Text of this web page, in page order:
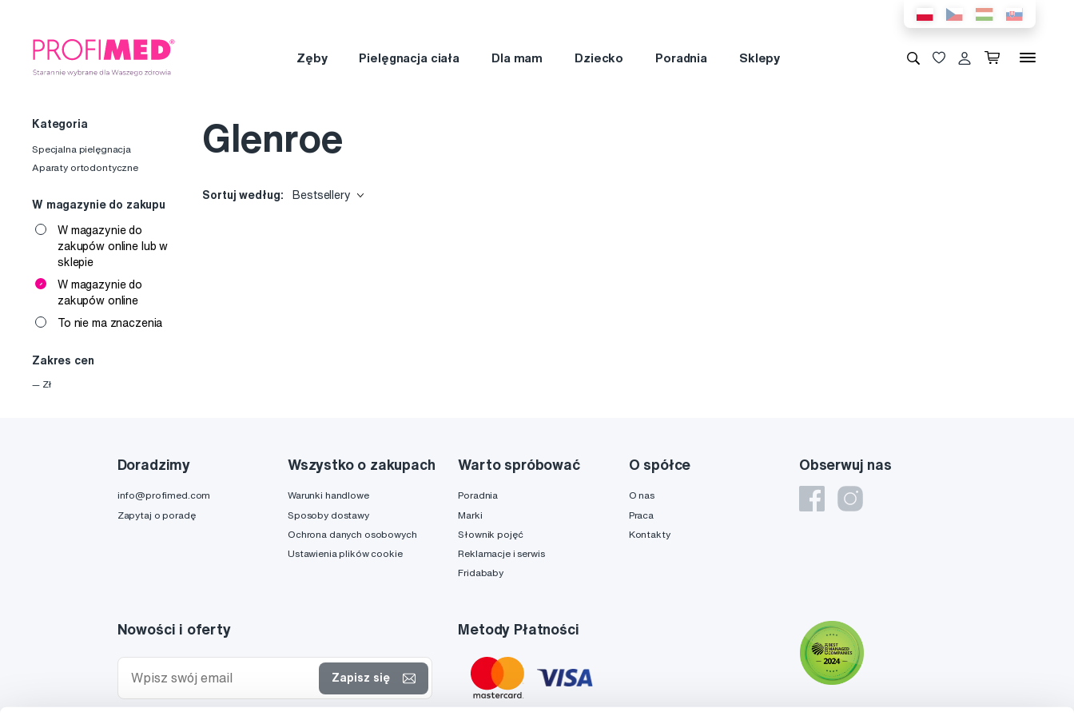
Zęby Pielęgnacja ciała Dla mam Dziecko Poradnia Sklepy
Kategoria
Specjalna pielęgnacja
Aparaty ortodontyczne
W magazynie do zakupu
W magazynie do
zakupów online lub w
sklepie
W magazynie do
zakupów online
To nie ma znaczenia
Zakres cen
—Zł
Glenroe
Sortuj według: Bestsellery
Obserwuj nas
Doradzimy
info@profimed.com
Zapytaj o poradę
Wszystko o zakupach
Warunki handlowe
Sposoby dostawy
Ochrona danych osobowych
Ustawienia plików cookie
Warto spróbować
Poradnia
Marki
Słownik pojęć
Reklamacje i serwis
Fridababy
O spółce
O nas
Praca
Kontakty
Nowości i oferty
Zapisz się
Metody Płatności